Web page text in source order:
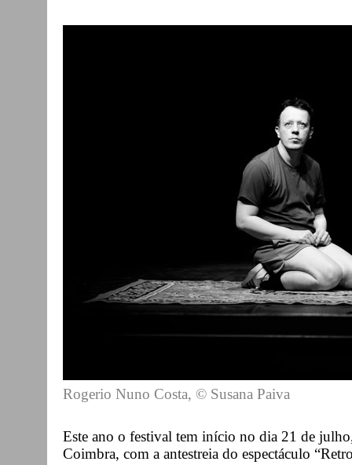
Rogerio Nuno Costa, © Susana Paiva
Este ano o festival tem início no dia 21 de
Coimbra, com a antestreia do espectáculo